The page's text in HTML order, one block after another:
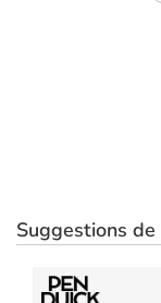
Suggestions de